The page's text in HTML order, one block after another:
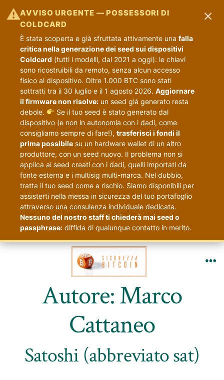
⚠AVVISO URGENTE — POSSESSORI DI
COLDCARD
È stata scoperta e già sfruttata attivamente una falla
critica nella generazione dei seed sui dispositivi
Coldcard (tutti i modelli, dal 2021 a oggi): le chiavi
sono ricostruibili da remoto, senza alcun accesso
fisico al dispositivo. Oltre 1.000 BTC sono stati
sottratti tra il 30 luglio e il 1 agosto 2026. Aggiornare
il firmware non risolve: un seed già generato resta
debole.
Se il tuo seed è stato generato dal
dispositivo (e non in autonomia con i dadi, come
consigliamo sempre di fare!), trasferisci i fondi il
prima possibile su un hardware wallet di un altro
produttore, con un seed nuovo. Il problema non si
applica ai seed creati con i dadi, quelli importati da
fonte esterna e i multisig multi-marca. Nel dubbio,
tratta il tuo seed come a rischio. Siamo disponibili per
assisterti nella messa in sicurezza del tuo portafoglio
attraverso una consulenza individuale dedicata.
Nessuno del nostro staff ti chiederà mai seed o
passphrase: diffida di qualunque contatto in merito.
×
Passa
Autore:Marco
Cattaneo
Satoshi (abbreviato sat)